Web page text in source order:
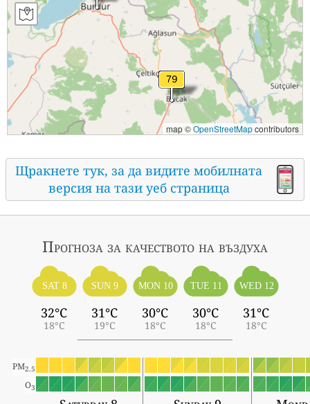
map ©OpenStreetMapcontributors
Щракнете тук, за да видите мобилната
версия на тази уеб страница
Прогноза за качеството на въздуха
SAT 8
32°C
18°C
SUN 9
31°C
19°C
MON 10
30°C
18°C
TUE 11
30°C
18°C
WED 12
31°C
18°C
PM2.5
O3